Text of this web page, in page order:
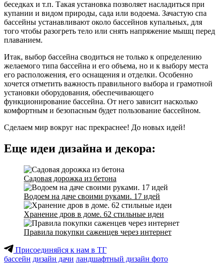
беседках и т.п. Такая установка позволяет насладиться при
купании и видом природы, сада или водоема. Зачастую спа
бассейны устанавливают около бассейнов купальных, для
того чтобы разогреть тело или снять напряжение мышц перед
плаванием.
Итак, выбор бассейна сводиться не только к определению
желаемого типа бассейна и его объема, но и к выбору места
его расположения, его оснащения и отделки. Особенно
хочется отметить важность правильного выбора и грамотной
установки оборудования, обеспечивающего
функционирование бассейна. От него зависит насколько
комфортным и безопасным будет пользование бассейном.
Сделаем мир вокруг нас прекраснее! До новых идей!
Еще идеи дизайна и декора:
Садовая дорожка из бетона
Водоем на даче своими руками. 17 идей
Хранение дров в доме. 62 стильные идеи
Правила покупки саженцев через интернет
Присоединяйся к нам в ТГ
бассейн дизайн дачи ландшафтный дизайн фото